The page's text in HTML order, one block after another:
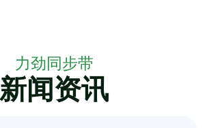
力劲同步带
新闻资讯